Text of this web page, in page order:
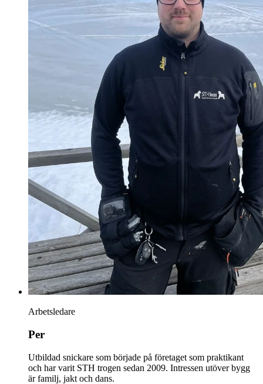
Arbetsledare
Per
Utbildad snickare som började på företaget som praktikant
och har varit STH trogen sedan 2009. Intressen utöver bygg
är familj, jakt och dans.